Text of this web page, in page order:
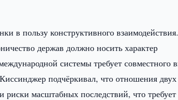
в пользу конструктивного взаимодействия.
держав должно носить характер
системы требует совместного
подчёркивал, что отношения двух
риски масштабных последствий, что требует